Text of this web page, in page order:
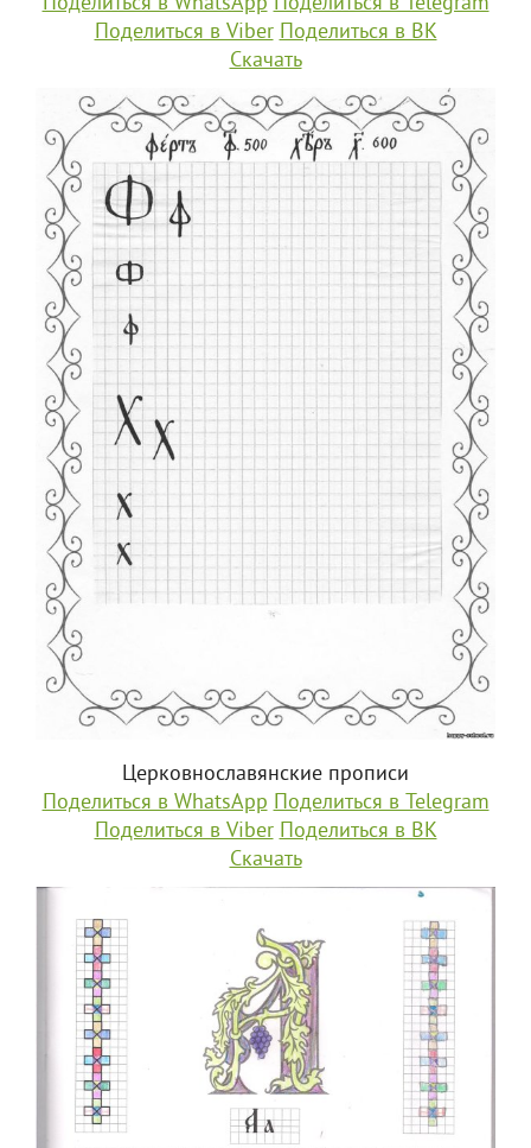
Поделиться в Viber Поделиться в ВК
Скачать
Церковнославянские прописи
Поделиться в WhatsApp Поделиться в Telegram
Поделиться в Viber Поделиться в ВК
Скачать